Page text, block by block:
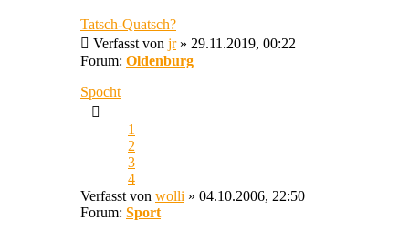
Tatsch-Quatsch?
Verfasst von jr» 29.11.2019, 00:22
Forum: Oldenburg
Spocht
1
2
3
4
Verfasst von wolli » 04.10.2006, 22:50
Forum: Sport